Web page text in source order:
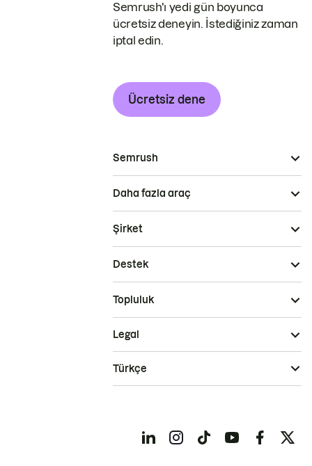
Semrush'ı yedi gün boyunca
ücretsiz deneyin. İstediğiniz zaman
iptal edin.
Ücretsiz dene
Semrush
Daha fazla araç
Şirket
Destek
Topluluk
Legal
Türkçe